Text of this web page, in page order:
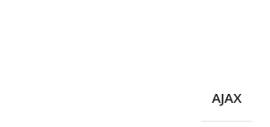
AJAX